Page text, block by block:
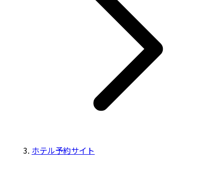
ホテル予約サイト